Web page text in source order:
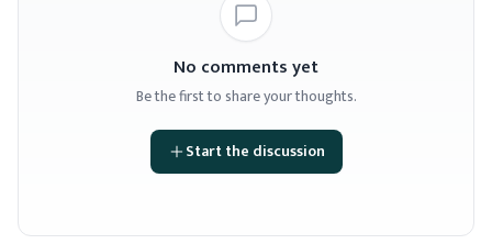
No comments yet
Be the first to share your thoughts.
Start the discussion